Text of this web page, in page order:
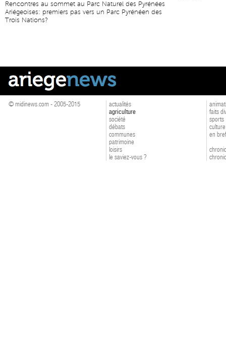
Rencontres au sommet au Parc Naturel des Pyrénées
Ariégeoises: premiers pas vers un Parc Pyrénéen des
Trois Nations?
© midinews.com - 2005-2015
actualités
agriculture
société
débats
communes
patrimoine
loisirs
le saviez-vous ?
faits
sports
culture
en bref